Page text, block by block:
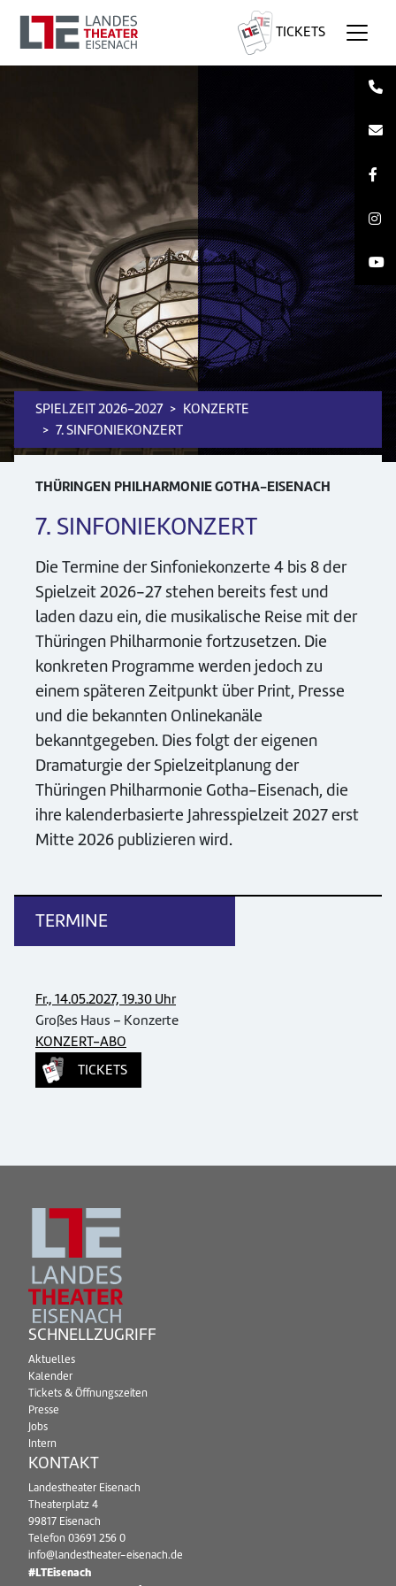
TICKETS
SPIELZEIT 2026-2027
KONZERTE
7. SINFONIEKONZERT
THÜRINGEN PHILHARMONIE GOTHA-EISENACH
7. SINFONIEKONZERT
Die Termine der Sinfoniekonzerte 4 bis 8 der
Spielzeit 2026-27 stehen bereits fest und
laden dazu ein, die musikalische Reise mit der
Thüringen Philharmonie fortzusetzen. Die
konkreten Programme werden jedoch zu
einem späteren Zeitpunkt über Print, Presse
und die bekannten Onlinekanäle
bekanntgegeben. Dies folgt der eigenen
Dramaturgie der Spielzeitplanung der
Thüringen Philharmonie Gotha-Eisenach, die
ihre kalenderbasierte Jahresspielzeit 2027 erst
Mitte 2026 publizieren wird.
TERMINE
Fr., 14.05.2027, 19.30 Uhr
Großes Haus – Konzerte
KONZERT-ABO
TICKETS
SCHNELLZUGRIFF
Aktuelles
Kalender
Tickets & Öffnungszeiten
Presse
Jobs
Intern
KONTAKT
Landestheater Eisenach
Theaterplatz 4
99817 Eisenach
Telefon 03691 256 0
info@landestheater-eisenach.de
#LTEisenach